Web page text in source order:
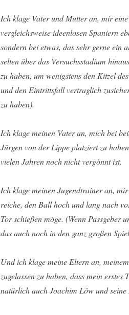
Ich klage Vater und Mutter an, mir
vergleichsweise ideenlosen Spaniern
sondern bei etwas, das sehr gerne ein
selten über das Versuchsstadium
zu haben, um wenigstens den Kitzel
und den Eintrittsfall vertraglich
zu haben).
Ich klage meinen Vater an, mich bei
Jürgen von der Lippe platziert zu
vielen Jahren noch nicht vergönnt ist.
Ich klage meinen Jugendtrainer an,
reiche, den Ball hoch und lang nach
Tor schießen möge. (Wenn
das auch noch in den ganz großen
Und ich klage meine Eltern an,
zugelassen zu haben, dass mein
natürlich auch Joachim Löw und